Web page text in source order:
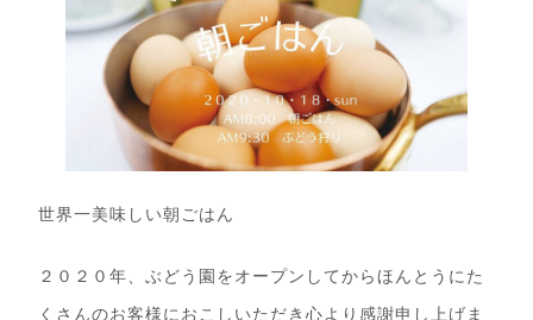
世界一美味しい朝ごはん
２０２０年、ぶどう園をオープンしてからほんとうにた
くさんのお客様におこしいただき心より感謝申し上げま